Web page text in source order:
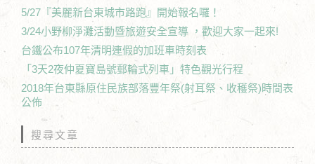
5/27『美麗新台東城市路跑』開始報名囉！
3/24小野柳淨灘活動暨旅遊安全宣導 ，歡迎大家一起來!
台鐵公布107年清明連假的加班車時刻表
「3天2夜仲夏寶島號郵輪式列車」特色觀光行程
2018年台東縣原住民族部落豐年祭(射耳祭、收穫祭)時間表
公佈
搜尋文章